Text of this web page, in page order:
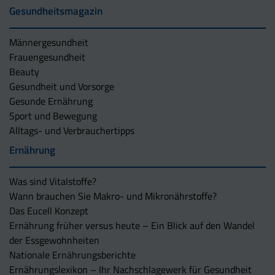
Gesundheitsmagazin
Männergesundheit
Frauengesundheit
Beauty
Gesundheit und Vorsorge
Gesunde Ernährung
Sport und Bewegung
Alltags- und Verbrauchertipps
Ernährung
Was sind Vitalstoffe?
Wann brauchen Sie Makro- und Mikronährstoffe?
Das Eucell Konzept
Ernährung früher versus heute – Ein Blick auf den Wandel
der Essgewohnheiten
Nationale Ernährungsberichte
Ernährungslexikon – Ihr Nachschlagewerk für Gesundheit